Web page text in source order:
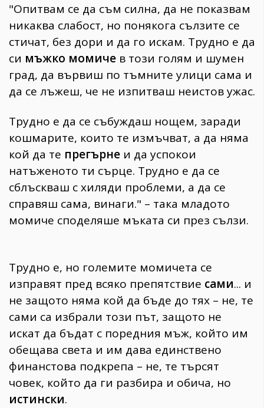
Wellness
1817
ПОСЛЕДВАЙТЕ
НИ
"Опитвам се да съм силна, да не показвам
никаква слабост, но понякога сълзите се
стичат, без дори и да го искам. Трудно е да
си мъжко момиче в този голям и шумен
град, да вървиш по тъмните улици сама и
да се лъжеш, че не изпитваш неистов ужас.
Трудно е да се събуждаш нощем, заради
кошмарите, които те измъчват, а да няма
кой да те прегърне и да успокои
натъженото ти сърце. Трудно е да се
сблъскваш с хиляди проблеми, а да се
справяш сама, винаги." – така младото
момиче споделяше мъката си през сълзи.
Трудно е, но големите момичета се
изправят пред всяко препятствие сами... и
не защото няма кой да бъде до тях – не, те
сами са избрали този път, защото не
искат да бъдат с поредния мъж, който им
обещава света и им дава единствено
финанстова подкрепа – не, те търсят
човек, който да ги разбира и обича, но
истински.